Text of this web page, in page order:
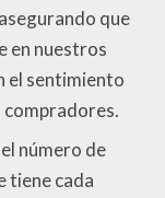
que
en nuestros
el sentimiento
compradores.
número de
tiene cada